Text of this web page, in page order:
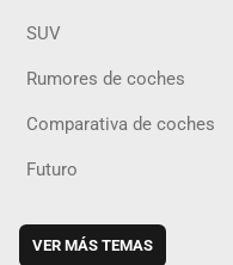
SUV
Rumores de coches
Comparativa de coches
Futuro
VER MÁS TEMAS